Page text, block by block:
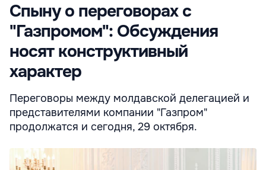
Спыну о переговорах с
"Газпромом": Обсуждения
носят конструктивный
характер
Переговоры между молдавской делегацией и
представителями компании "Газпром"
продолжатся и сегодня, 29 октября.